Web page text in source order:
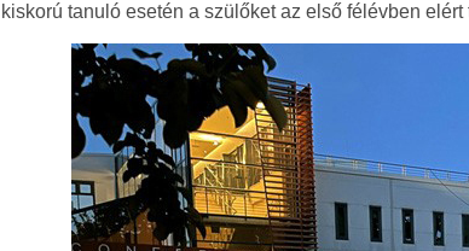
kiskorú tanuló esetén a szülőket az első félévben